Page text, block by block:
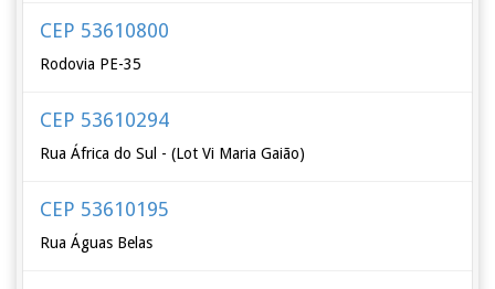
CEP 53610800
Rodovia PE-35
CEP 53610294
Rua África do Sul - (Lot Vi Maria Gaião)
CEP 53610195
Rua Águas Belas